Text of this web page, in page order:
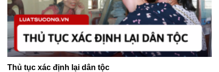
Thủ tục xác định lại dân tộc